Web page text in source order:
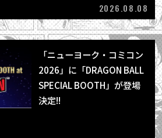
2026.08.08
「ニューヨーク・コミコン
2026」に「DRAGON BALL
SPECIAL BOOTH」が登場
決定!!